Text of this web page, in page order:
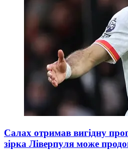
Салах отримав вигідну
зірка Ліверпуля може